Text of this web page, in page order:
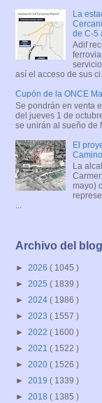
La
de C-5
Adif
así el acceso de sus
Cupón de la ONCE
Se pondrán en venta
del jueves 1 de
se unirán al sueño de
El
La
mayo)
...
Archivo del blog
► 2026 ( 1045 )
► 2025 ( 1839 )
► 2024 ( 1986 )
► 2023 ( 1557 )
► 2022 ( 1600 )
► 2021 ( 1522 )
► 2020 ( 1526 )
► 2019 ( 1339 )
► 2018 ( 1385 )